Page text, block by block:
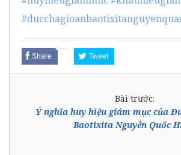
Share Tweet
Bài trước:
Ý nghĩa huy hiệu giám mục của
Baotixita Nguyễn Quốc